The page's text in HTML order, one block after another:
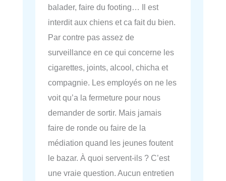
balader, faire du footing… Il est
interdit aux chiens et ca fait du bien.
Par contre pas assez de
surveillance en ce qui concerne les
cigarettes, joints, alcool, chicha et
compagnie. Les employés on ne les
voit qu’a la fermeture pour nous
demander de sortir. Mais jamais
faire de ronde ou faire de la
médiation quand les jeunes foutent
le bazar. À quoi servent-ils ? C’est
une vraie question. Aucun entretien